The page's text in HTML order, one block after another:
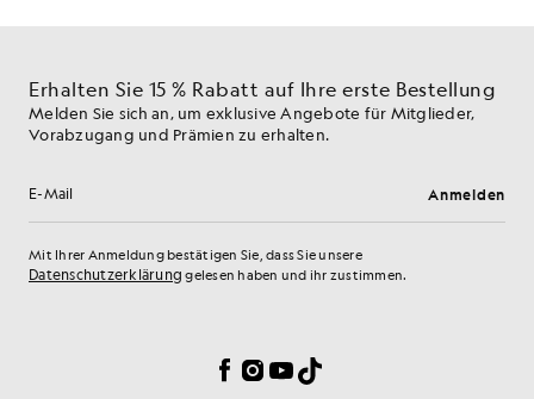
Erhalten Sie 15 % Rabatt auf Ihre erste Bestellung
Melden Sie sich an, um exklusive Angebote für Mitglieder,
Vorabzugang und Prämien zu erhalten.
E-Mail-Adresse Anmelden
Mit Ihrer Anmeldung bestätigen Sie, dass Sie unsere
Datenschutzerklärung gelesen haben und ihr zustimmen.
Facebook
Instagram
YouTube
TikTok